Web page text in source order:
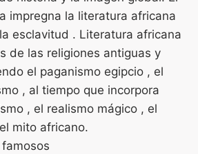
impregna la literatura africana
esclavitud . Literatura africana
de las religiones antiguas y
el paganismo egipcio , el
, al tiempo que incorpora
, el realismo mágico , el
mito africano.